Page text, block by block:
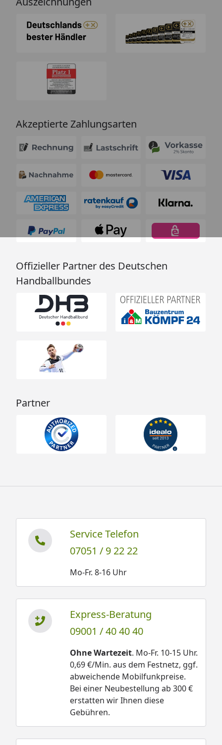
Akzeptierte Zahlungsarten
Offizieller Partner des Deutschen
Handballbundes
Partner
Service Telefon
07051 / 9 22 22
Mo-Fr. 8-16 Uhr
Express-Beratung
09001 / 40 40 40
Ohne Wartezeit. Mo-Fr. 10-15 Uhr.
0,69 €/Min. aus dem Festnetz, ggf.
abweichende Mobilfunkpreise.
Bei einer Neubestellung ab 300 €
erstatten wir Ihnen diese
Gebühren.